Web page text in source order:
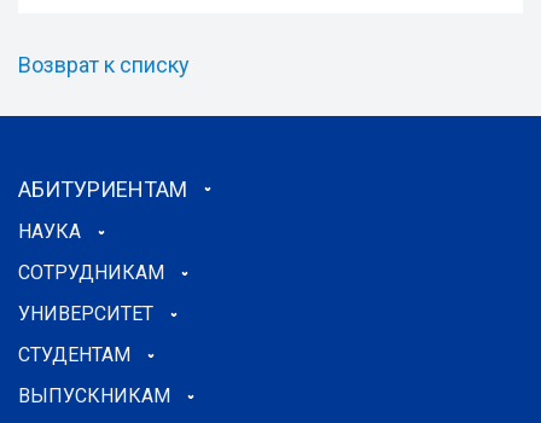
Возврат к списку
АБИТУРИЕНТАМ
НАУКА
СОТРУДНИКАМ
УНИВЕРСИТЕТ
СТУДЕНТАМ
ВЫПУСКНИКАМ